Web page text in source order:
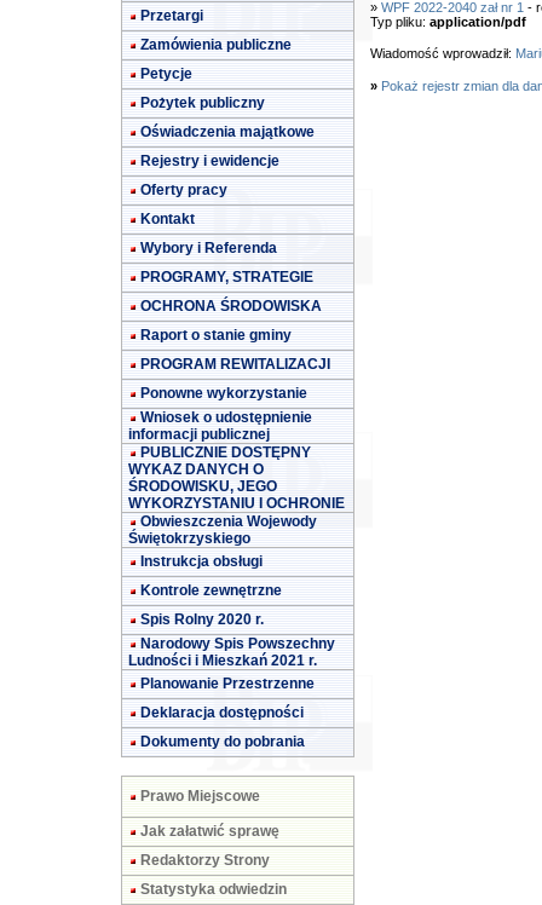
Przetargi
Zamówienia publiczne
Petycje
Pożytek publiczny
Oświadczenia majątkowe
Rejestry i ewidencje
Oferty pracy
Kontakt
Wybory i Referenda
PROGRAMY, STRATEGIE
OCHRONA ŚRODOWISKA
Raport o stanie gminy
PROGRAM REWITALIZACJI
Ponowne wykorzystanie
Wniosek o udostępnienie
informacji publicznej
PUBLICZNIE DOSTĘPNY
WYKAZ DANYCH O
ŚRODOWISKU, JEGO
WYKORZYSTANIU I OCHRONIE
Obwieszczenia Wojewody
Świętokrzyskiego
Instrukcja obsługi
Kontrole zewnętrzne
Spis Rolny 2020 r.
Narodowy Spis Powszechny
Ludności i Mieszkań 2021 r.
Planowanie Przestrzenne
Deklaracja dostępności
Dokumenty do pobrania
Prawo Miejscowe
Jak załatwić sprawę
Redaktorzy Strony
Statystyka odwiedzin
» WPF 2022-2040 zał nr 1 -
Typ pliku: application/pdf
Wiadomość wprowadził:
» Pokaż rejestr zmian dla